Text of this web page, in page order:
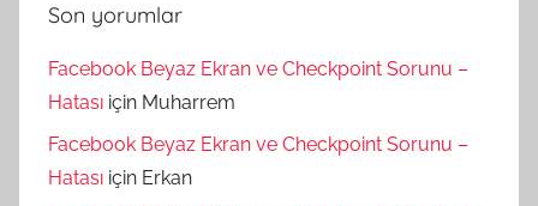
Son yorumlar
Facebook Beyaz Ekran ve Checkpoint Sorunu –
Hatası için Muharrem
Facebook Beyaz Ekran ve Checkpoint Sorunu –
Hatası için Erkan